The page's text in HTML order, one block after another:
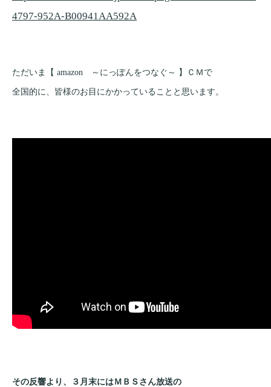
4797-952A-B00941AA592A
ただいま【 amazon ～にっぽんをつなぐ～ 】ＣＭで
全国的に、皆様のお目にかかっていることと思います。
その反響より、３月末にはＭＢＳさん放送の